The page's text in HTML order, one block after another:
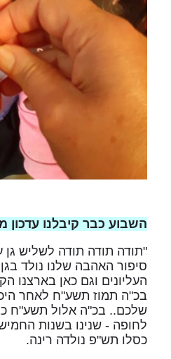
השבוע כבר קיבלנו עדכון
"תודה תודה תודה לשליש גן
סיפור האהבה שלנו נולד
העליונים וגם כאן בארצנו
בכ"ה תמוז תשע"ח לאחר
שלכם.. בכ"ה אלול תשע"ח
לחופה - שנינו בשנות
כסלו תש"פ נולדה רינה.